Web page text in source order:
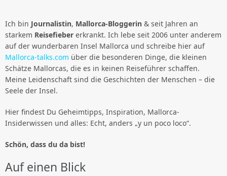
Ich bin Journalistin, Mallorca-Bloggerin & seit Jahren an
starkem Reisefieber erkrankt. Ich lebe seit 2006 unter anderem
auf der wunderbaren Insel Mallorca und schreibe hier auf
Mallorca-talks.com über die besonderen Dinge, die kleinen
Schätze Mallorcas, die es in keinen Reiseführer schaffen.
Meine Leidenschaft sind die Geschichten der Menschen – die
Seele der Insel.
Hier findest Du Geheimtipps, Inspiration, Mallorca-
Insiderwissen und alles: Echt, anders „y un poco loco“.
Schön, dass du da bist!
Auf einen Blick